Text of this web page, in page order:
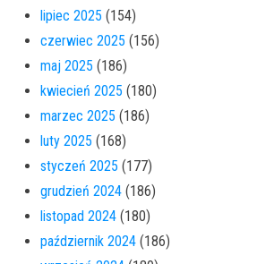
lipiec 2025 (154)
czerwiec 2025 (156)
maj 2025 (186)
kwiecień 2025 (180)
marzec 2025 (186)
luty 2025 (168)
styczeń 2025 (177)
grudzień 2024 (186)
listopad 2024 (180)
październik 2024 (186)